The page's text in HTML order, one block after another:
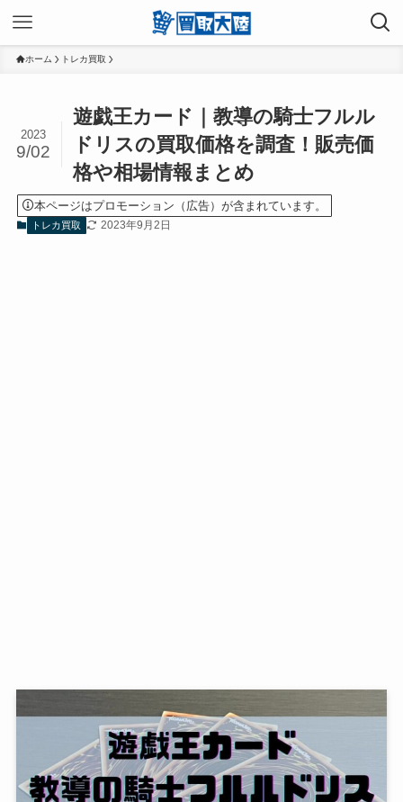
ホーム トレカ買取
遊戯王カード｜教導の騎士フルル
ドリスの買取価格を調査！販売価
格や相場情報まとめ
2023
9/02
本ページはプロモーション（広告）が含まれています。
トレカ買取 2023年9月2日